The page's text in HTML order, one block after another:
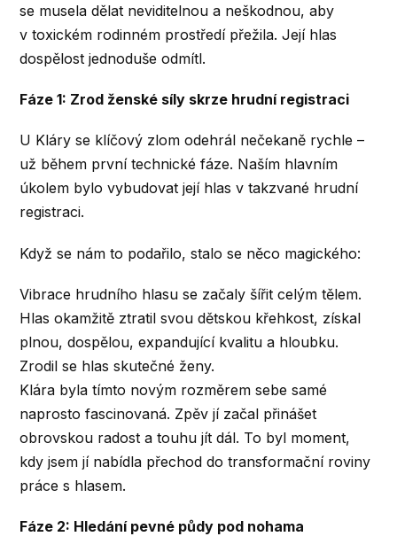
se musela dělat neviditelnou a neškodnou, aby
v toxickém rodinném prostředí přežila. Její hlas
dospělost jednoduše odmítl.
Fáze 1: Zrod ženské síly skrze hrudní registraci
U Kláry se klíčový zlom odehrál nečekaně rychle –
už během první technické fáze. Naším hlavním
úkolem bylo vybudovat její hlas v takzvané hrudní
registraci.
Když se nám to podařilo, stalo se něco magického:
Vibrace hrudního hlasu se začaly šířit celým tělem.
Hlas okamžitě ztratil svou dětskou křehkost, získal
plnou, dospělou, expandující kvalitu a hloubku.
Zrodil se hlas skutečné ženy.
Klára byla tímto novým rozměrem sebe samé
naprosto fascinovaná. Zpěv jí začal přinášet
obrovskou radost a touhu jít dál. To byl moment,
kdy jsem jí nabídla přechod do transformační roviny
práce s hlasem.
Fáze 2: Hledání pevné půdy pod nohama